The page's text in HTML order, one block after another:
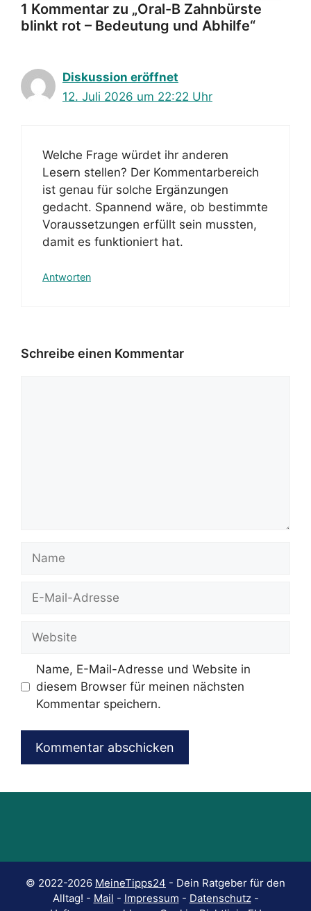
1 Kommentar zu „Oral-B Zahnbürste
blinkt rot – Bedeutung und Abhilfe“
Diskussion eröffnet
12. Juli 2026 um 22:22 Uhr
Welche Frage würdet ihr anderen
Lesern stellen? Der Kommentarbereich
ist genau für solche Ergänzungen
gedacht. Spannend wäre, ob bestimmte
Voraussetzungen erfüllt sein mussten,
damit es funktioniert hat.
Antworten
Schreibe einen Kommentar
Mail-
Name, E-Mail-Adresse und Website in
diesem Browser für meinen nächsten
Kommentar speichern.
© 2022-2026 MeineTipps24 - Dein Ratgeber für den
Alltag! - Mail - Impressum - Datenschutz-